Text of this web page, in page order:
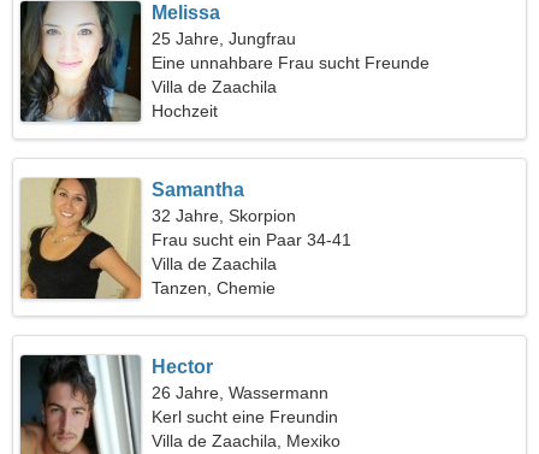
Melissa
25 Jahre, Jungfrau
Eine unnahbare Frau sucht Freunde
Villa de Zaachila
Hochzeit
Samantha
32 Jahre, Skorpion
Frau sucht ein Paar 34-41
Villa de Zaachila
Tanzen, Chemie
Hector
26 Jahre, Wassermann
Kerl sucht eine Freundin
Villa de Zaachila, Mexiko